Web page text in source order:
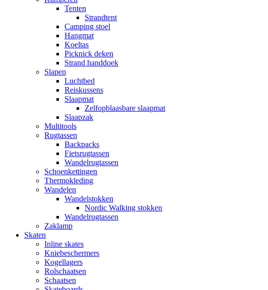
Tenten
Strandtent
Camping stoel
Hangmat
Koeltas
Picknick deken
Strand handdoek
Slapen
Luchtbed
Reiskussens
Slaapmat
Zelfopblaasbare slaapmat
Slaapzak
Multitools
Rugtassen
Backpacks
Fietsrugtassen
Wandelrugtassen
Schoenkettingen
Thermokleding
Wandelen
Wandelstokken
Nordic Walking stokken
Wandelrugtassen
Zaklamp
Skaten
Inline skates
Kniebeschermers
Kogellagers
Rolschaatsen
Schaatsen